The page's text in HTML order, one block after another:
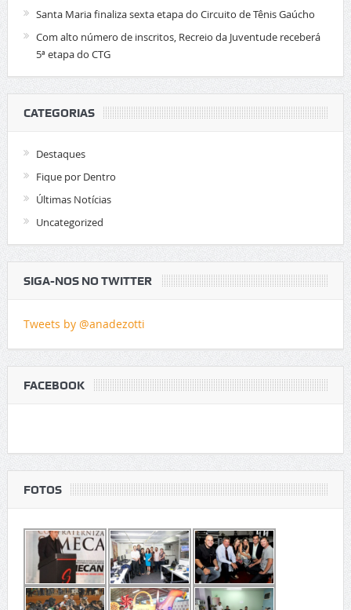
Santa Maria finaliza sexta etapa do Circuito de Tênis Gaúcho
Com alto número de inscritos, Recreio da Juventude receberá
5ª etapa do CTG
CATEGORIAS
Destaques
Fique por Dentro
Últimas Notícias
Uncategorized
SIGA-NOS NO TWITTER
Tweets by @anadezotti
FACEBOOK
FOTOS